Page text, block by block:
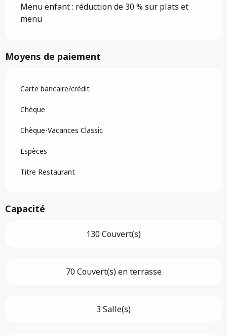
Menu enfant : réduction de 30 % sur plats et
menu
Moyens de paiement
Carte bancaire/crédit
Chèque
Chèque-Vacances Classic
Espèces
Titre Restaurant
Capacité
130 Couvert(s)
70 Couvert(s) en terrasse
3 Salle(s)